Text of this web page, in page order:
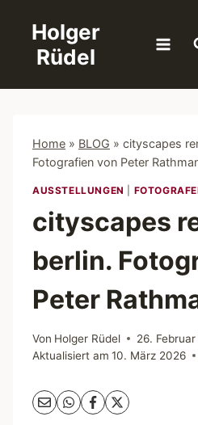
springen
Holger
Rüdel
Home » BLOG » cityscapes
Fotografien von Peter
AUSSTELLUNGEN
cityscapes
berlin.
Peter
Von Holger Rüdel
26.
Aktualisiert am 10. März 2026